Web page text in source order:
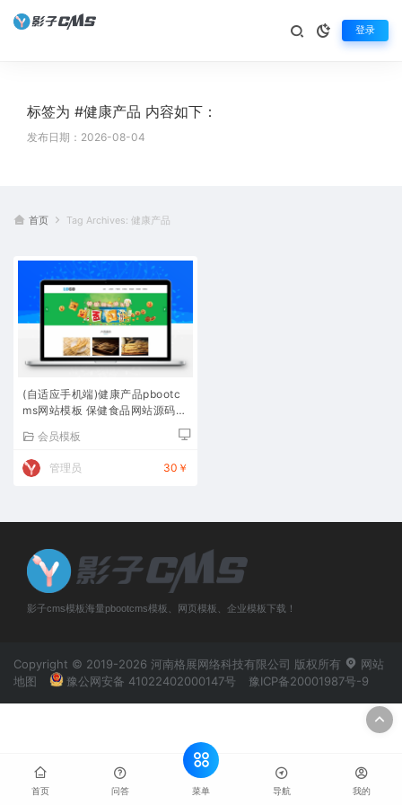
登录
标签为 #健康产品 内容如下：
发布日期：2026-08-04
首页 Tag Archives: 健康产品
(自适应手机端)健康产品pbootc
ms网站模板 保健食品网站源码下
会员模板
管理员 30￥
影子cms模板海量pbootcms模板、网页模板、企业模板下载！
Copyright © 2019-2026 河南格展网络科技有限公司 版权所有
网站
地图
豫公网安备 41022402000147号 豫ICP备20001987号-9
首页 问答 菜单 导航 我的